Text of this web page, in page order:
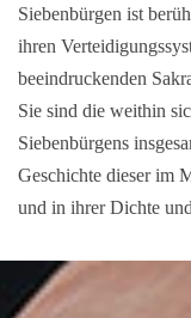
Siebenbürgen ist
ihren
beeindruckenden
Sie sind die weithin
Siebenbürgens
Geschichte dieser im
und in ihrer Dichte